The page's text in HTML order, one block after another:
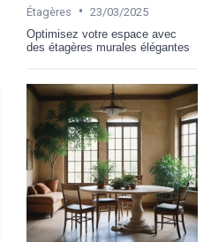
Étagères • 23/03/2025
Optimisez votre espace avec
des étagères murales élégantes